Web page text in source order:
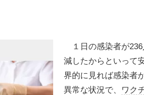
１日の感染者が236
減したからといって
界的に見れば感染者
異常な状況で、
ワク